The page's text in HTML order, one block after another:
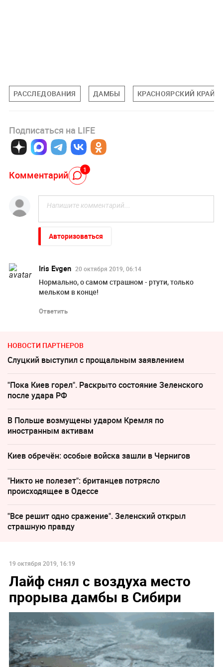
РАССЛЕДОВАНИЯ ДАМБЫ КРАСНОЯРСКИЙ КРАЙ
Подписаться на LIFE
Комментарий 1
Авторизоваться
Iris Evgen 20 октября 2019, 06:14
Нормально, о самом страшном - ртути, только
мельком в конце!
Ответить
НОВОСТИ ПАРТНЕРОВ
Слуцкий выступил с прощальным заявлением
"Пока Киев горел". Раскрыто состояние Зеленского
после удара РФ
В Польше возмущены ударом Кремля по
иностранным активам
Киев обречён: особые войска зашли в Чернигов
"Никто не полезет": британцев потрясло
происходящее в Одессе
"Все решит одно сражение". Зеленский открыл
страшную правду
19 октября 2019, 16:19
Лайф снял с воздуха место
прорыва дамбы в Сибири